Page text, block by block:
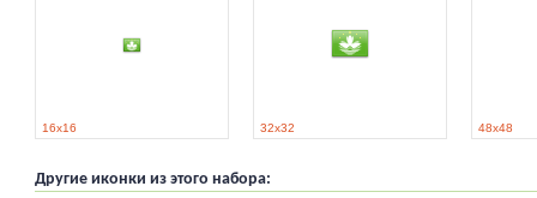
16x16 32x32 48x48
Другие иконки из этого набора: